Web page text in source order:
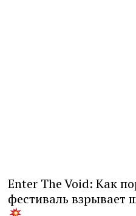
Enter The Void: Как
фестиваль взрывает